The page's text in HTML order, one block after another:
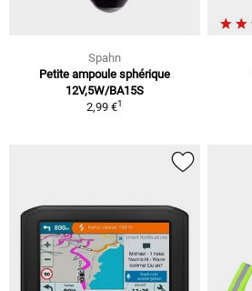
Spahn
Petite ampoule sphérique
12V,5W/BA15S
2,99 €1